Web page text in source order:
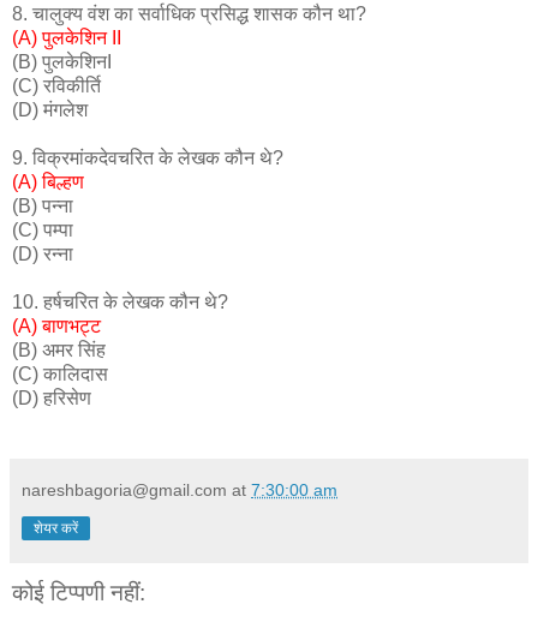
8. चालुक्य वंश का सर्वाधिक प्रसिद्ध शासक कौन था?
(A) पुलकेशिन II
(B) पुलकेशिनI
(C) रविकीर्ति
(D) मंगलेश
9. विक्रमांकदेवचरित के लेखक कौन थे?
(A) बिल्हण
(B) पन्ना
(C) पम्पा
(D) रन्ना
10. हर्षचरित के लेखक कौन थे?
(A) बाणभट्ट
(B) अमर सिंह
(C) कालिदास
(D) हरिसेण
nareshbagoria@gmail.com at 7:30:00 am
शेयर करें
कोई टिप्पणी नहीं: